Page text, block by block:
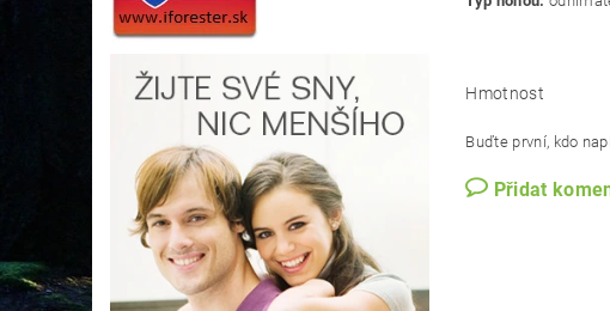
Hmotnost
Buďte první, kdo
Přidat